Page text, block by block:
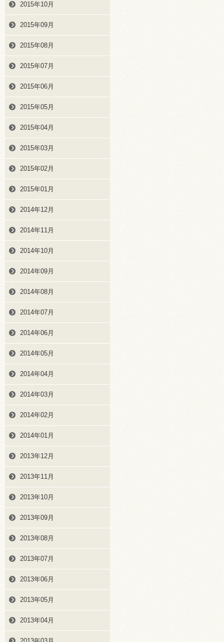
2015年10月
2015年09月
2015年08月
2015年07月
2015年06月
2015年05月
2015年04月
2015年03月
2015年02月
2015年01月
2014年12月
2014年11月
2014年10月
2014年09月
2014年08月
2014年07月
2014年06月
2014年05月
2014年04月
2014年03月
2014年02月
2014年01月
2013年12月
2013年11月
2013年10月
2013年09月
2013年08月
2013年07月
2013年06月
2013年05月
2013年04月